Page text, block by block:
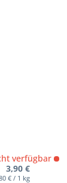
verfügbar
€
€ / 1 kg